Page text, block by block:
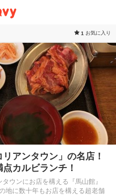
1 お気に入り
アンタウン」の名店！
カルビランチ！
ウンにお店を構える『馬山館』
地に数十年もお店を構える超老舗